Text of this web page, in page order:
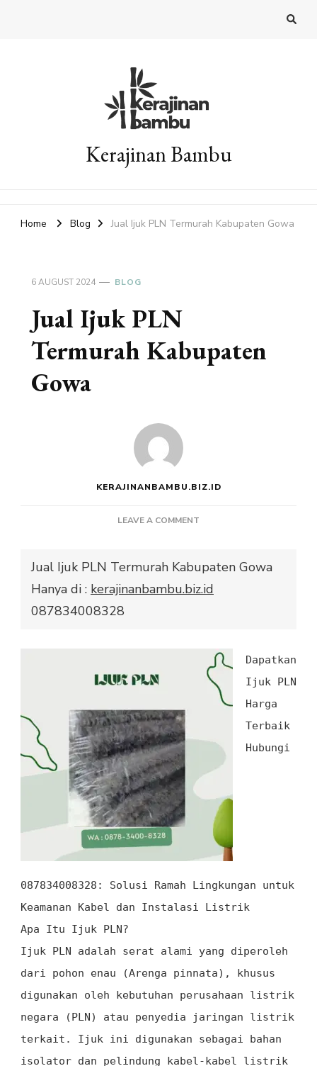
Kerajinan Bambu
Home Blog Jual Ijuk PLN Termurah Kabupaten Gowa
6 AUGUST 2024 BLOG
Jual Ijuk PLN
Termurah Kabupaten
Gowa
KERAJINANBAMBU.BIZ.ID
LEAVE A COMMENT
PLN
KABUPATEN
Jual Ijuk PLN Termurah Kabupaten Gowa
Hanya di : kerajinanbambu.biz.id
087834008328
Dapatkan
Ijuk PLN
Harga
Terbaik
Hubungi
087834008328 : Solusi Ramah Lingkungan untuk
Keamanan Kabel dan Instalasi Listrik
Apa Itu Ijuk PLN?
Ijuk PLN adalah serat alami yang diperoleh
dari pohon enau (Arenga pinnata), khusus
digunakan oleh kebutuhan perusahaan listrik
negara (PLN) atau penyedia jaringan listrik
terkait. Ijuk ini digunakan sebagai bahan
isolator dan pelindung kabel-kabel listrik